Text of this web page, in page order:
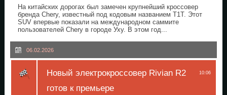
На китайских дорогах был замечен крупнейший кроссовер
бренда Chery, известный под кодовым названием T1T. Этот
SUV впервые показали на международном саммите
пользователей Chery в городе Уху. В этом год...
06.02.2026
10:06
Новый электрокроссовер Rivian R2
готов к премьере